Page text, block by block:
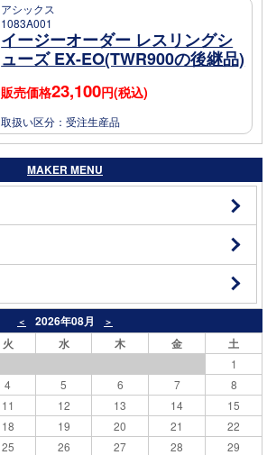
アシックス
1083A001
イージーオーダー レスリングシ
ューズ EX-EO(TWR900の後継品)
販売価格23,100円(税込)
取扱い区分：受注生産品
MAKER MENU
＜ 2026年08月 ＞
火 水 木 金 土
1
4 5 6 7
8
11 12 13 14
15
18 19 20 21
22
25 26 27 28
29